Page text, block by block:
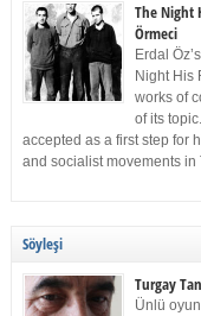
The Night
Örmeci
Erdal
Night His
works of
of its
accepted as a first step for
and socialist movements in
Söyleşi
Turgay
Ünlü